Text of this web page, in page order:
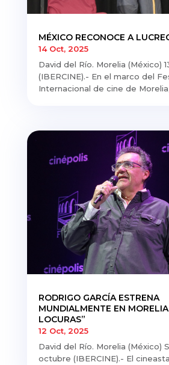
MÉXICO RECONOCE A
14 Oct, 2025
David del Río. Morelia (México)
(IBERCINE).- En el marco del
Internacional de cine de
RODRIGO GARCÍA ESTRENA
MUNDIALMENTE EN
LOCURAS”
12 Oct, 2025
David del Río. Morelia (México)
octubre (IBERCINE).- El